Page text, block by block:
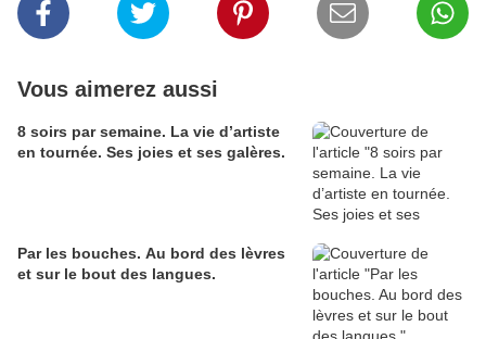
Vous aimerez aussi
8 soirs par semaine. La vie d’artiste
en tournée. Ses joies et ses galères.
Par les bouches. Au bord des lèvres
et sur le bout des langues.